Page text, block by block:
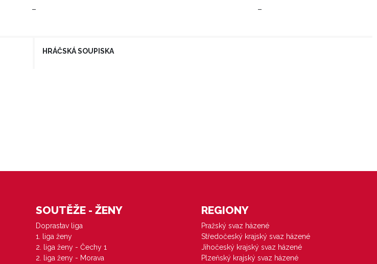
– –
HRÁČSKÁ SOUPISKA
SOUTĚŽE - ŽENY
Doprastav liga
1. liga ženy
2. liga ženy - Čechy 1
2. liga ženy - Morava
REGIONY
Pražský svaz házené
Středočeský krajský svaz házené
Jihočeský krajský svaz házené
Plzeňský krajský svaz házené